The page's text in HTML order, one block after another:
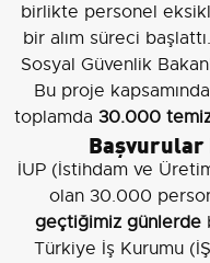
birlikte personel
bir alım süreci
Sosyal Güvenlik
Bu proje
toplamda 30.000
Başvurular
İUP (İstihdam ve
olan 30.000
geçtiğimiz günlerde
Türkiye İş Kurumu